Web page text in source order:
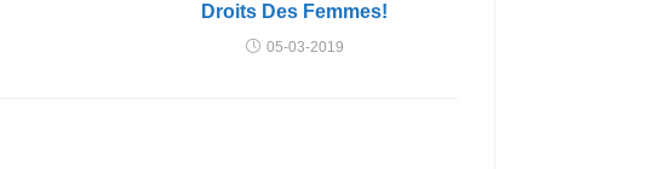
Droits Des Femmes!
05-03-2019